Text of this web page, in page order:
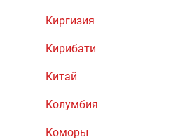
Киргизия
Кирибати
Китай
Колумбия
Коморы